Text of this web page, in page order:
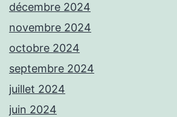
décembre 2024
novembre 2024
octobre 2024
septembre 2024
juillet 2024
juin 2024